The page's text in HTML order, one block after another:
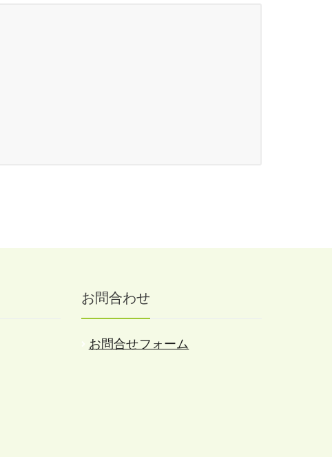
お問合わせ
お問合せフォーム